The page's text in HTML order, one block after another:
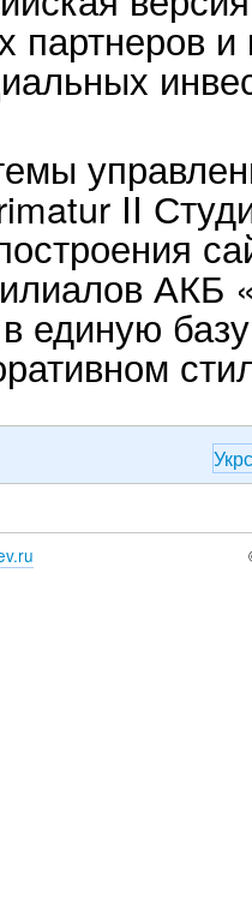
партнеров
II
АКБ
единую